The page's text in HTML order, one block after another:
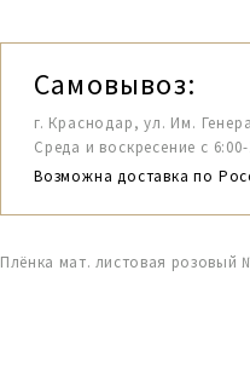
Самовывоз:
г. Краснодар, ул. Им.
Среда и воскресение с
Возможна доставка по
Плёнка мат. листовая розовый